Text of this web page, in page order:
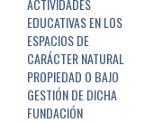
ACTIVIDADES
EDUCATIVAS EN LOS
ESPACIOS DE
CARÁCTER NATURAL
PROPIEDAD O BAJO
GESTIÓN DE DICHA
FUNDACIÓN